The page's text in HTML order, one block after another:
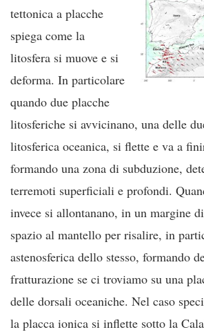
tettonica a placche
spiega come la
litosfera si muove e si
deforma. In particolare
quando due placche
litosferiche si avvicinano, una delle
litosferica oceanica, si flette e va a
formando una zona di subduzione,
terremoti superficiali e profondi.
invece si allontanano, in un margine
spazio al mantello per risalire, in
astenosferica dello stesso, formando
fratturazione se ci troviamo su una
delle dorsali oceaniche. Nel caso
la placca ionica si inflette sotto la